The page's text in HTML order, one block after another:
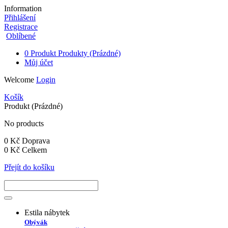
Information
Přihlášení
Registrace
Oblíbené
0 Produkt Produkty (Prázdné)
Můj účet
Welcome Login
Košík
Produkt (Prázdné)
No products
0 Kč Doprava
0 Kč Celkem
Přejít do košíku
Estila nábytek
Obývák